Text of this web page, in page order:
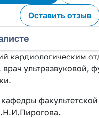
Оставить отзыв
кардиологическим
врач ультразвуковой,
кафедры